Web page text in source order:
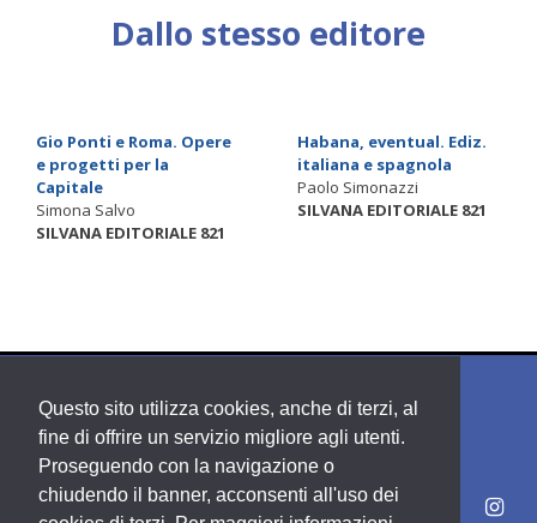
Questo sito utilizza cookies, anche di terzi, al
fine di offrire un servizio migliore agli utenti.
Proseguendo con la navigazione o
chiudendo il banner, acconsenti all'uso dei
Dallo stesso editore
Gio Ponti e Roma. Opere
e progetti per la
Capitale
Simona Salvo
SILVANA EDITORIALE 821
Habana, eventual. Ediz.
italiana e spagnola
Paolo Simonazzi
SILVANA EDITORIALE 821